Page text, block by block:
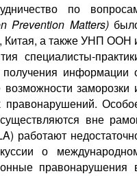
по
Prevention Matters)
Китая, а также УНП ООН
специалисты-
информации
заморозки
правонарушений.
вне
работают
о
правонарушения